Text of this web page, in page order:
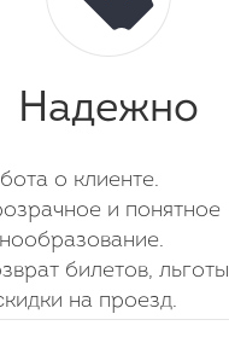
Надежно
о клиенте.
и понятное
билетов, льготы
на проезд.